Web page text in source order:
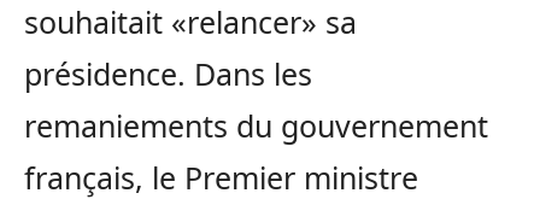
souhaitait «relancer» sa
présidence. Dans les
remaniements du gouvernement
français, le Premier ministre